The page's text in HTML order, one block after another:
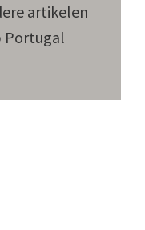
artikelen
Portugal